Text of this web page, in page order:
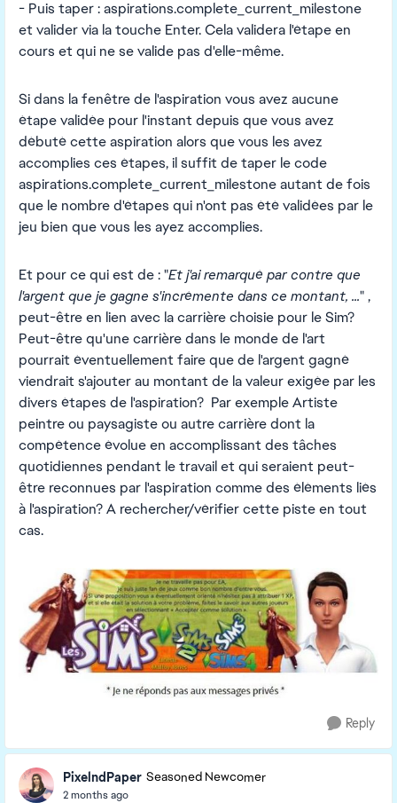
- Puis taper : aspirations.complete_current_milestone
et valider via la touche Enter. Cela validera l'étape en
cours et qui ne se valide pas d'elle-même.
Si dans la fenêtre de l'aspiration vous avez aucune
étape validée pour l'instant depuis que vous avez
débuté cette aspiration alors que vous les avez
accomplies ces étapes, il suffit de taper le code
aspirations.complete_current_milestone autant de fois
que le nombre d'étapes qui n'ont pas été validées par le
jeu bien que vous les ayez accomplies.
Et pour ce qui est de : "Et j'ai remarqué par contre que
l'argent que je gagne s'incrémente dans ce montant, ..." ,
peut-être en lien avec la carrière choisie pour le Sim?
Peut-être qu'une carrière dans le monde de l'art
pourrait éventuellement faire que de l'argent gagné
viendrait s'ajouter au montant de la valeur exigée par les
divers étapes de l'aspiration? Par exemple Artiste
peintre ou paysagiste ou autre carrière dont la
compétence évolue en accomplissant des tâches
quotidiennes pendant le travail et qui seraient peut-
être reconnues par l'aspiration comme des éléments liés
à l'aspiration? A rechercher/vérifier cette piste en tout
cas.
Reply
PixelndPaper Seasoned Newcomer
2 months ago